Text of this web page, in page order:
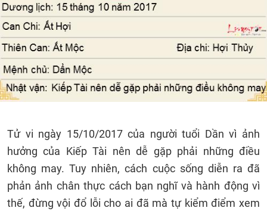
Tử vi ngày 15/10/2017 của người tuổi Dần vì ảnh
hưởng của Kiếp Tài nên dễ gặp phải những điều
không may. Tuy nhiên, cách cuộc sống diễn ra đã
phản ảnh chân thực cách bạn nghĩ và hành động vì
thế, đừng vội đổ lỗi cho ai đã mà tự kiểm điểm xem